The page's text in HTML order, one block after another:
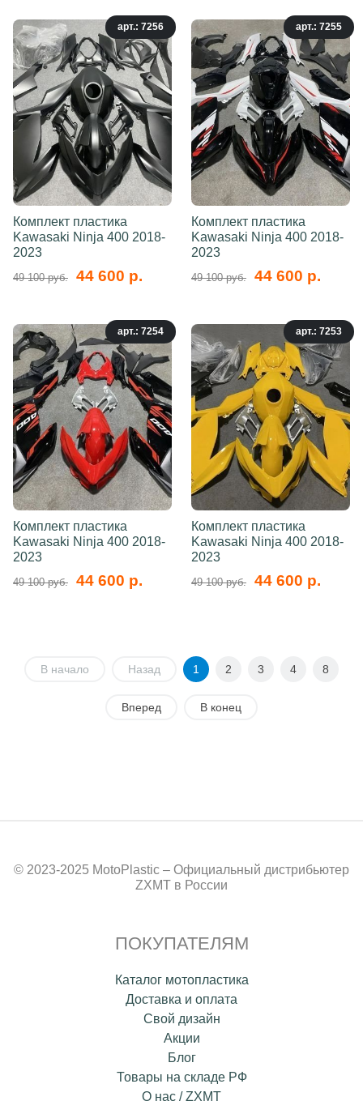
арт.: 7256
Комплект пластика
Kawasaki Ninja 400 2018-
2023
49 100 руб. 44 600 р.
арт.: 7255
Комплект пластика
Kawasaki Ninja 400 2018-
2023
49 100 руб. 44 600 р.
арт.: 7254
Комплект пластика
Kawasaki Ninja 400 2018-
2023
49 100 руб. 44 600 р.
арт.: 7253
Комплект пластика
Kawasaki Ninja 400 2018-
2023
49 100 руб. 44 600 р.
В начало Назад 1 2 3 4 8
Вперед В конец
© 2023-2025 MotoPlastic – Официальный дистрибьютер
ZXMT в России
ПОКУПАТЕЛЯМ
Каталог мотопластика
Доставка и оплата
Свой дизайн
Акции
Блог
Товары на складе РФ
О нас / ZXMT